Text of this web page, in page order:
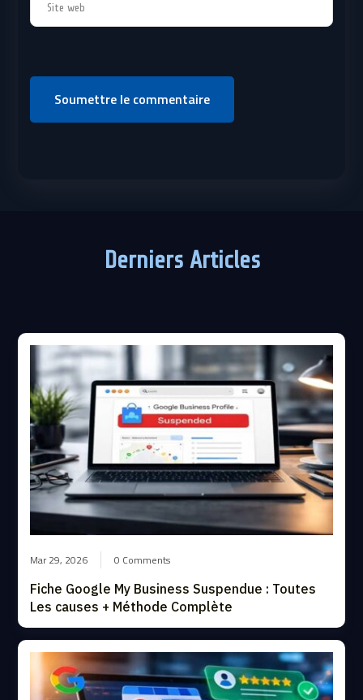
Soumettre le commentaire
Derniers Articles
Mar 29, 2026 0 Comments
Fiche Google My Business Suspendue : Toutes
Les causes + Méthode Complète